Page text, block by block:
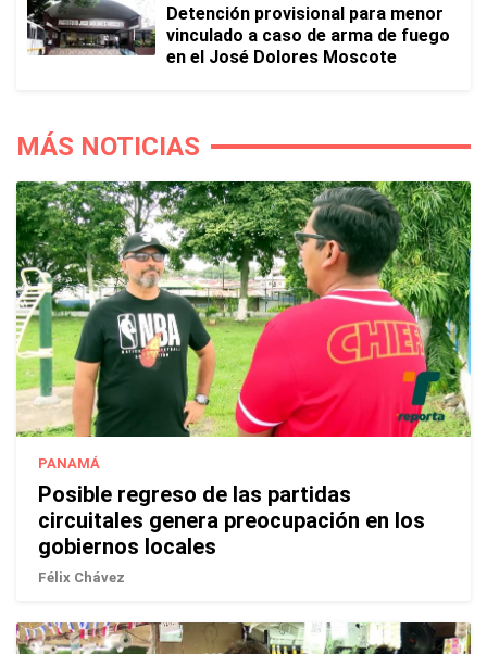
Detención provisional para menor
vinculado a caso de arma de fuego
en el José Dolores Moscote
MÁS NOTICIAS
PANAMÁ
Posible regreso de las partidas
circuitales genera preocupación en los
gobiernos locales
Félix Chávez